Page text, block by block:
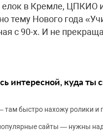
в Кремле, ЦПКИО
тему Нового года
с 90-х. И не
интересной, куда
быстро нахожу ролики и
сайты — нужны